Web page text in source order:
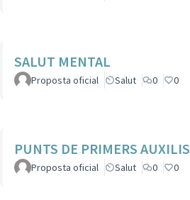
SALUT MENTAL
Proposta oficial Salut 0 0
PUNTS DE PRIMERS AUXILIS
Proposta oficial Salut 0 0